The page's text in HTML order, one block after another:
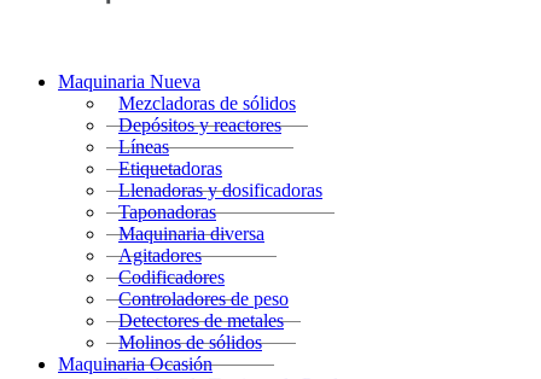
Maquinaria Nueva
Mezcladoras de sólidos
Depósitos y reactores
Líneas
Etiquetadoras
Llenadoras y dosificadoras
Taponadoras
Maquinaria diversa
Agitadores
Codificadores
Controladores de peso
Detectores de metales
Molinos de sólidos
Maquinaria Ocasión